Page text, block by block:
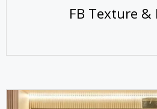
FB Texture &